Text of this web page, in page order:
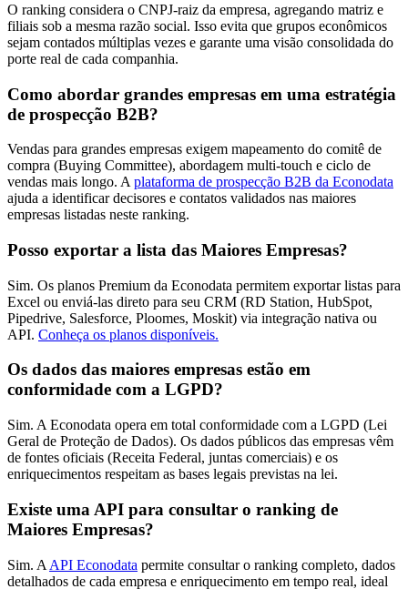
O ranking considera o CNPJ-raiz da empresa, agregando matriz e
filiais sob a mesma razão social. Isso evita que grupos econômicos
sejam contados múltiplas vezes e garante uma visão consolidada do
porte real de cada companhia.
Como abordar grandes empresas em uma estratégia
de prospecção B2B?
Vendas para grandes empresas exigem mapeamento do comitê de
compra (Buying Committee), abordagem multi-touch e ciclo de
vendas mais longo. A plataforma de prospecção B2B da Econodata
ajuda a identificar decisores e contatos validados nas maiores
empresas listadas neste ranking.
Posso exportar a lista das Maiores Empresas?
Sim. Os planos Premium da Econodata permitem exportar listas para
Excel ou enviá-las direto para seu CRM (RD Station, HubSpot,
Pipedrive, Salesforce, Ploomes, Moskit) via integração nativa ou
API. Conheça os planos disponíveis.
Os dados das maiores empresas estão em
conformidade com a LGPD?
Sim. A Econodata opera em total conformidade com a LGPD (Lei
Geral de Proteção de Dados). Os dados públicos das empresas vêm
de fontes oficiais (Receita Federal, juntas comerciais) e os
enriquecimentos respeitam as bases legais previstas na lei.
Existe uma API para consultar o ranking de
Maiores Empresas?
Sim. A API Econodata permite consultar o ranking completo, dados
detalhados de cada empresa e enriquecimento em tempo real, ideal